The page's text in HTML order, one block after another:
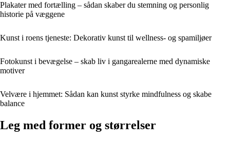
Plakater med fortælling – sådan skaber du stemning og personlig
historie på væggene
Kunst i roens tjeneste: Dekorativ kunst til wellness- og spamiljøer
Fotokunst i bevægelse – skab liv i gangarealerne med dynamiske
motiver
Velvære i hjemmet: Sådan kan kunst styrke mindfulness og skabe
balance
Leg med former og størrelser